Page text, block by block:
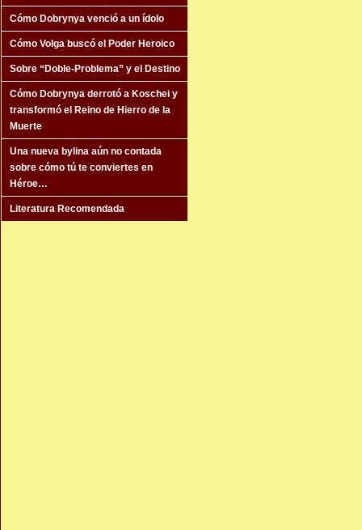
Cómo Dobrynya venció a un ídolo
Cómo Volga buscó el Poder Heroico
Sobre “Doble-Problema” y el Destino
Cómo Dobrynya derrotó a Koschei y
transformó el Reino de Hierro de la
Muerte
Una nueva bylina aún no contada
sobre cómo tú te conviertes en
Héroe…
Literatura Recomendada